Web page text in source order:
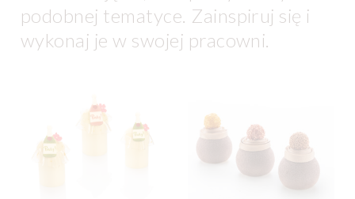
podobnej tematyce. Zainspiruj się i
wykonaj je w swojej pracowni.